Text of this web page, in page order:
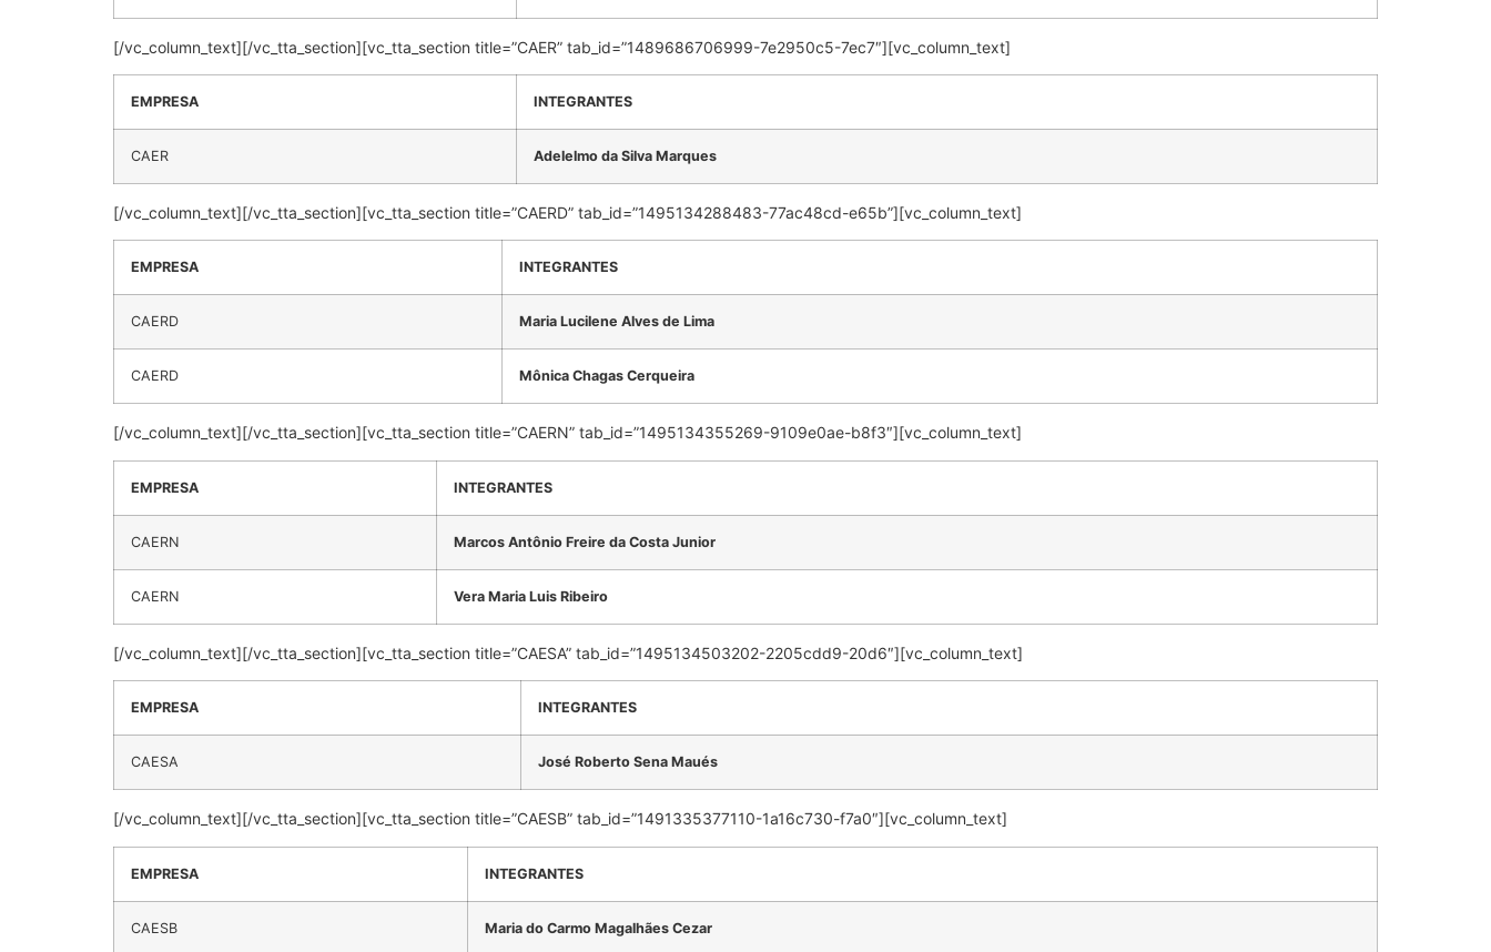
[/vc_column_text][/vc_tta_section][vc_tta_section title=”CAER” tab_id=”1489686706999-7e2950c5-7ec7″][vc_column_text]
EMPRESA INTEGRANTES
CAER Adelelmo da Silva Marques
[/vc_column_text][/vc_tta_section][vc_tta_section title=”CAERD” tab_id=”1495134288483-77ac48cd-e65b”][vc_column_text]
EMPRESA INTEGRANTES
CAERD Maria Lucilene Alves de Lima
CAERD Mônica Chagas Cerqueira
[/vc_column_text][/vc_tta_section][vc_tta_section title=”CAERN” tab_id=”1495134355269-9109e0ae-b8f3″][vc_column_text]
EMPRESA INTEGRANTES
CAERN Marcos Antônio Freire da Costa Junior
CAERN Vera Maria Luis Ribeiro
[/vc_column_text][/vc_tta_section][vc_tta_section title=”CAESA” tab_id=”1495134503202-2205cdd9-20d6″][vc_column_text]
EMPRESA INTEGRANTES
CAESA José Roberto Sena Maués
[/vc_column_text][/vc_tta_section][vc_tta_section title=”CAESB” tab_id=”1491335377110-1a16c730-f7a0″][vc_column_text]
EMPRESA INTEGRANTES
CAESB Maria do Carmo Magalhães Cezar